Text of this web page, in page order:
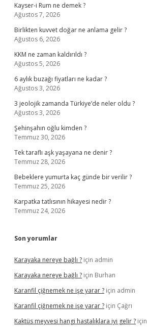
Kayser-i Rum ne demek ?
Ağustos 7, 2026
Birlikten kuvvet doğar ne anlama gelir ?
Ağustos 6, 2026
KKM ne zaman kaldırıldı ?
Ağustos 5, 2026
6 aylık buzağı fiyatları ne kadar ?
Ağustos 3, 2026
3 jeolojik zamanda Türkiye’de neler oldu ?
Ağustos 3, 2026
Şehinşahın oğlu kimden ?
Temmuz 30, 2026
Tek taraflı aşk yaşayana ne denir ?
Temmuz 28, 2026
Bebeklere yumurta kaç günde bir verilir ?
Temmuz 25, 2026
Karpatka tatlısının hikayesi nedir ?
Temmuz 24, 2026
Son yorumlar
Karayaka nereye bağlı ? için admin
Karayaka nereye bağlı ? için Burhan
Karanfil çiğnemek ne işe yarar ? için admin
Karanfil çiğnemek ne işe yarar ? için Çağrı
Kaktüs meyvesi hangi hastalıklara iyi gelir ? için